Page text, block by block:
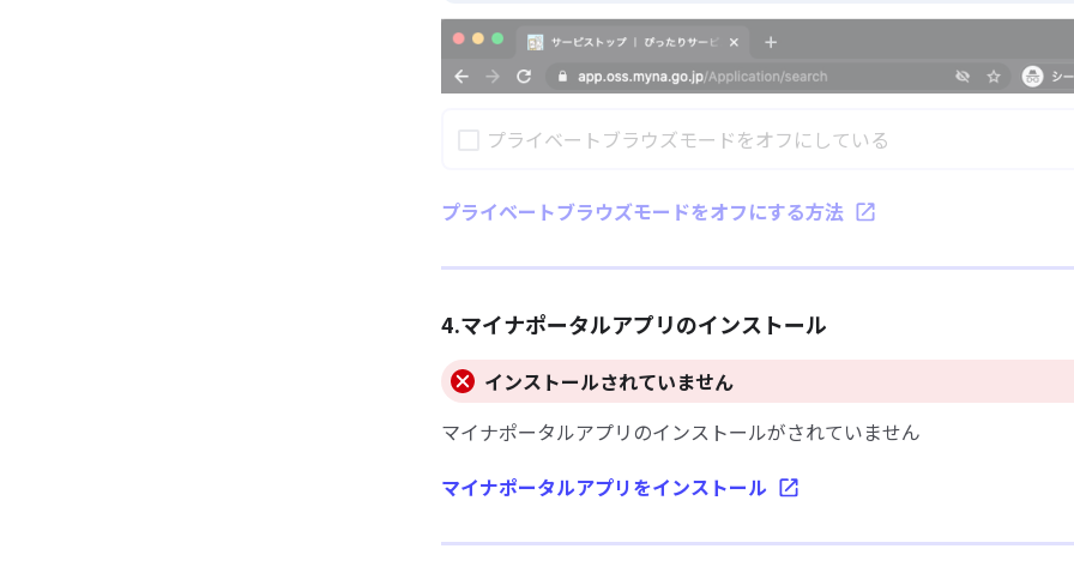
プライベートブラウズモードをオフにしている
プライベートブラウズモードをオフにする方法
4.マイナポータルアプリのインストール
インストールされていません
マイナポータルアプリのインストールがされていません
マイナポータルアプリをインストール